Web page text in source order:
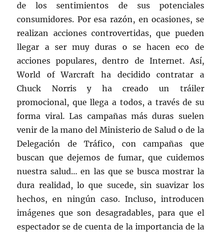
de los sentimientos de sus potenciales
consumidores. Por esa razón, en ocasiones, se
realizan acciones controvertidas, que pueden
llegar a ser muy duras o se hacen eco de
acciones populares, dentro de Internet. Así,
World of Warcraft ha decidido contratar a
Chuck Norris y ha creado un tráiler
promocional, que llega a todos, a través de su
forma viral. Las campañas más duras suelen
venir de la mano del Ministerio de Salud o de la
Delegación de Tráfico, con campañas que
buscan que dejemos de fumar, que cuidemos
nuestra salud… en las que se busca mostrar la
dura realidad, lo que sucede, sin suavizar los
hechos, en ningún caso. Incluso, introducen
imágenes que son desagradables, para que el
espectador se de cuenta de la importancia de la